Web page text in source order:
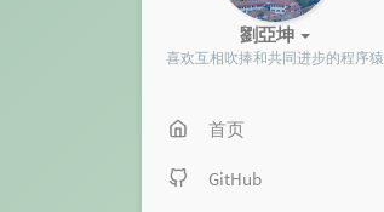
劉亞坤
喜欢互相吹捧和共同进步的程序猿
首页
GitHub